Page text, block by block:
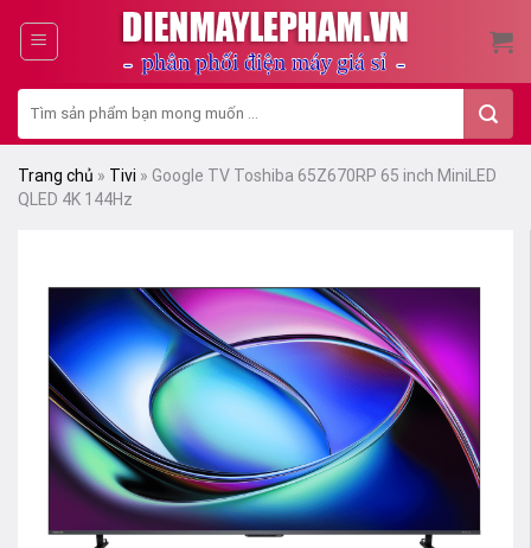
kiếm:
Trang chủ » Tivi » Google TV Toshiba 65Z670RP 65 inch MiniLED
QLED 4K 144Hz